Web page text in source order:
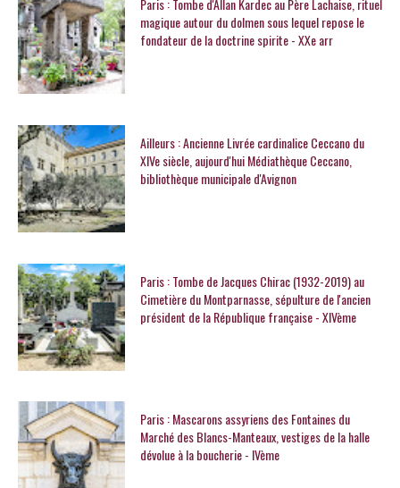
Paris : Tombe d'Allan Kardec au Père Lachaise, rituel
magique autour du dolmen sous lequel repose le
fondateur de la doctrine spirite - XXe arr
Ailleurs : Ancienne Livrée cardinalice Ceccano du
XIVe siècle, aujourd'hui Médiathèque Ceccano,
bibliothèque municipale d'Avignon
Paris : Tombe de Jacques Chirac (1932-2019) au
Cimetière du Montparnasse, sépulture de l'ancien
président de la République française - XIVème
Paris : Mascarons assyriens des Fontaines du
Marché des Blancs-Manteaux, vestiges de la halle
dévolue à la boucherie - IVème